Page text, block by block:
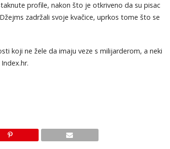
profile, nakon što je otkriveno da su pisac
zadržali svoje kvačice, uprkos tome što se
koji ne žele da imaju veze s milijarderom, a neki